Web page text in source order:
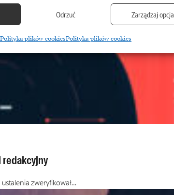
Odrzuć Zarządzaj
Polityka plików cookiesPolityka plików cookies
redakcyjny
zweryfikował…